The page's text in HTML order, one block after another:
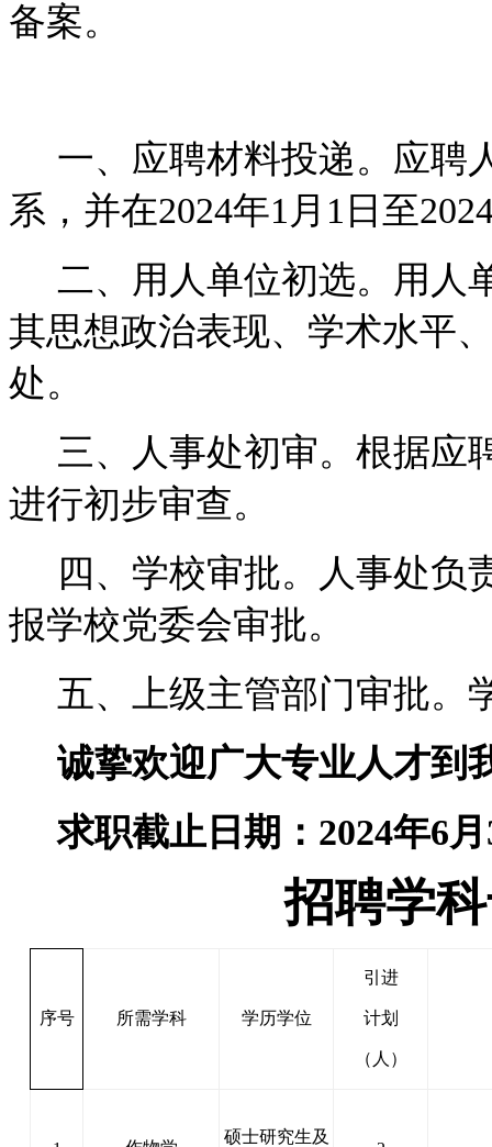
备案。
一、应聘材料投递。应聘
系，并在2024年1 月 1 日至
二、用人单位初选。用人
其思想政治表现、学术水平
处。
三、人事处初审。根据应
进行初步审查。
四、学校审批。人事处负
报学校党委会审批。
五、上级主管部门审批。
诚挚欢迎广大专业人才到
求职截止日期： 2024年6月
招聘学
序号 所需学科 学历学位
引进
计划
（人）
硕士研究生及